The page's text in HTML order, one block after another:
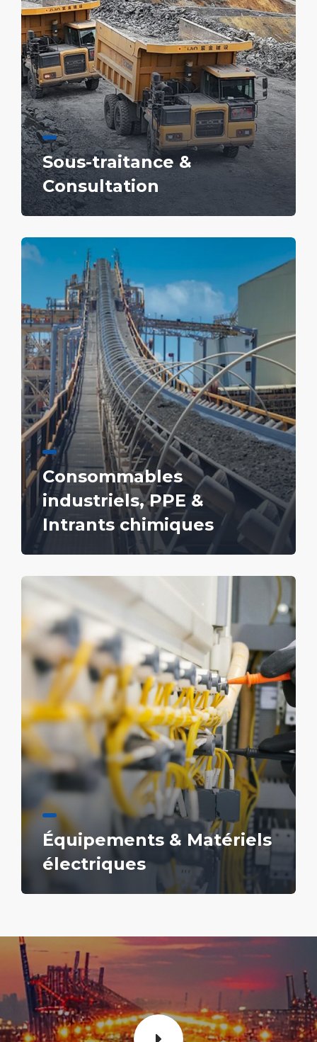
Sous-traitance &
Consultation
Consommables
industriels, PPE &
Intrants chimiques
Équipements & Matériels
électriques